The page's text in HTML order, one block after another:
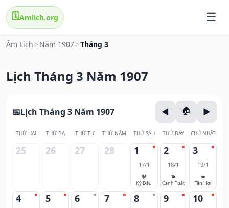
🗓️Amlich.org
Âm Lịch > Năm 1907>Tháng 3
Lịch Tháng 3 Năm 1907
Lịch Tháng 3 Năm 1907
THỨ HAI THỨ BA THỨ TƯ THỨ NĂM THỨ SÁU THỨ BẢY CHỦ NHẬT
25 26 27 28 1
17/1
🐓
Kỷ Dậu
2
18/1
🐕
Canh Tuất
3
19/1
🐖
Tân Hợi
4 5 6 7 8 9 10